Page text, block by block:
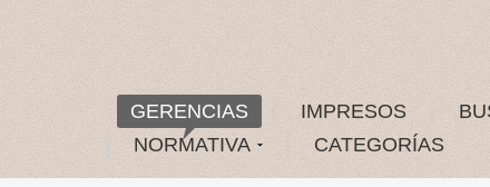
GERENCIAS IMPRESOS
NORMATIVA
CATEGORÍAS